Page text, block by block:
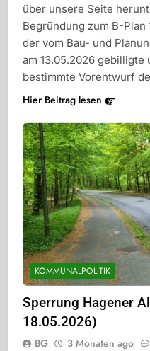
über unsere Seite
Begründung zum B-Plan
der vom Bau- und
am 13.05.2026
bestimmte Vorentwurf
Hier Beitrag lesen
KOMMUNALPOLITIK
Sperrung Hagener
18.05.2026)
BG 3 Monaten ago